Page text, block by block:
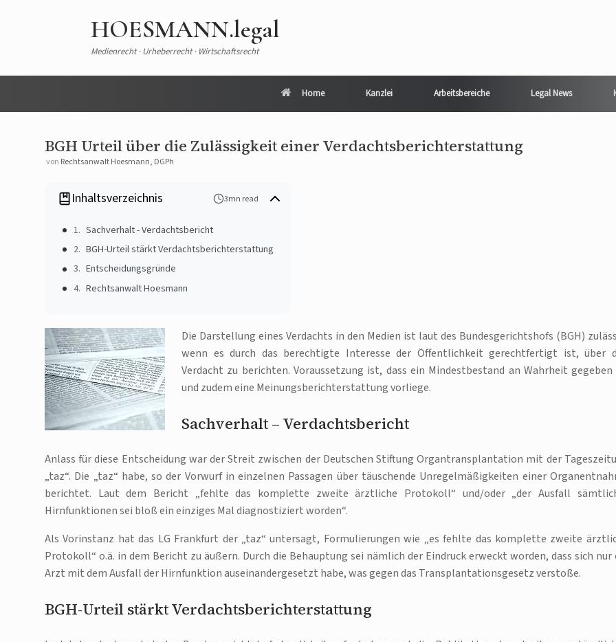
HOESMANN.legal
Medienrecht · Urheberrecht · Wirtschaftsrecht
Home Kanzlei Arbeitsbereiche Legal News
BGH Urteil über die Zulässigkeit einer Verdachtsberichterstattung
von Rechtsanwalt Hoesmann, DGPh
Inhaltsverzeichnis 3mn read
Sachverhalt - Verdachtsbericht
BGH-Urteil stärkt Verdachtsberichterstattung
Entscheidungsgründe
Rechtsanwalt Hoesmann
Die Darstellung eines Verdachts in den Medien ist laut des Bundesgerichtshofs (BGH)
wenn es durch das berechtigte Interesse der Öffentlichkeit gerechtfertigt ist, über
Verdacht zu berichten. Voraussetzung ist, dass ein Mindestbestand an Wahrheit
und zudem eine Meinungsberichterstattung vorliege.
Sachverhalt – Verdachtsbericht
Anlass für diese Entscheidung war der Streit zwischen der Deutschen Stiftung Organtransplantation mit der
„taz“. Die „taz“ habe, so der Vorwurf in einzelnen Passagen über täuschende Unregelmäßigkeiten einer
berichtet. Laut dem Bericht „fehlte das komplette zweite ärztliche Protokoll“ und/oder „der Ausfall
Hirnfunktionen sei bloß ein einziges Mal diagnostiziert worden“.
Als Vorinstanz hat das LG Frankfurt der „taz“ untersagt, Formulierungen wie „es fehlte das komplette zweite
Protokoll“ o.ä. in dem Bericht zu äußern. Durch die Behauptung sei nämlich der Eindruck erweckt worden, dass sich nur
Arzt mit dem Ausfall der Hirnfunktion auseinandergesetzt habe, was gegen das Transplantationsgesetz verstoße.
BGH-Urteil stärkt Verdachtsberichterstattung